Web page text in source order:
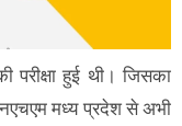
परीक्षा हुई थी। जिसका
मध्य प्रदेश से अभी